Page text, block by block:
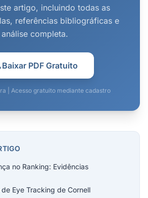
artigo, incluindo todas as
referências bibliográficas e
análise completa.
Baixar PDF Gratuito
| Acesso gratuito mediante cadastro
no Ranking: Evidências
Eye Tracking de Cornell